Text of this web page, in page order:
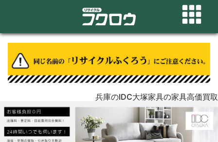
兵庫のIDC大塚家具の家具高価買取